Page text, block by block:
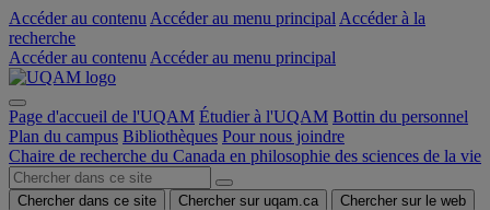
Accéder au contenu Accéder au menu principal Accéder à la
recherche
Accéder au contenu Accéder au menu principal
Page d'accueil de l'UQAM Étudier à l'UQAM Bottin du personnel
Plan du campus Bibliothèques Pour nous joindre
Chaire de recherche du Canada en philosophie des sciences de la vie
Chercher dans ce site Chercher sur uqam.ca Chercher sur le web